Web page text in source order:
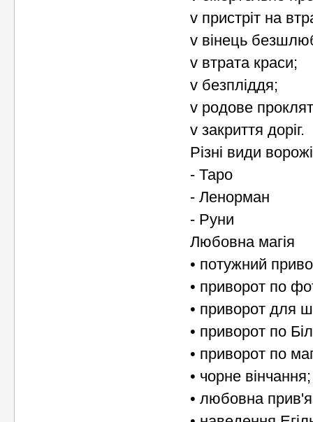
v пристріт на
v вінець
v втрата краси;
v безпліддя;
v родове
v закриття доріг.
Різні види
- Таро
- Ленорман
- Руни
Любовна магія
• потужний
• приворот по
• приворот для
• приворот по
• приворот по
• чорне вінчання;
• любовна